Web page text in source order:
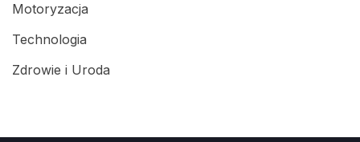
Motoryzacja
Technologia
Zdrowie i Uroda